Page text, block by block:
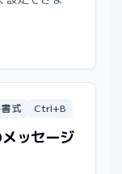
式 Ctrl+B
ッセージ